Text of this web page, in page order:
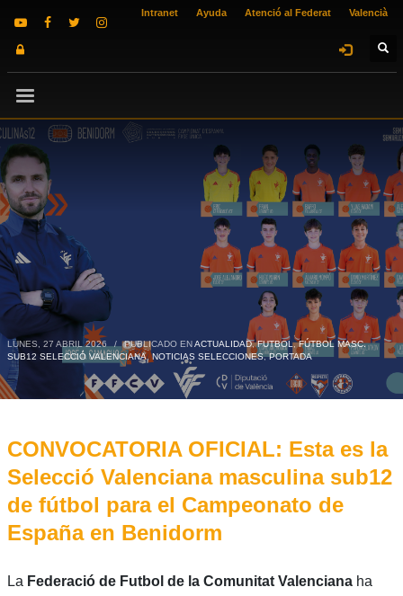
Intranet Ayuda Atenció al Federat Valencià
LUNES, 27 ABRIL 2026 / PUBLICADO ENACTUALIDAD,FUTBOL,FÚTBOL MASC.
SUB12 SELECCIÓ VALENCIANA,NOTICIAS SELECCIONES,PORTADA
CONVOCATORIA OFICIAL: Esta es la
Selecció Valenciana masculina sub12
de fútbol para el Campeonato de
España en Benidorm
La Federació de Futbol de la Comunitat Valencianaha